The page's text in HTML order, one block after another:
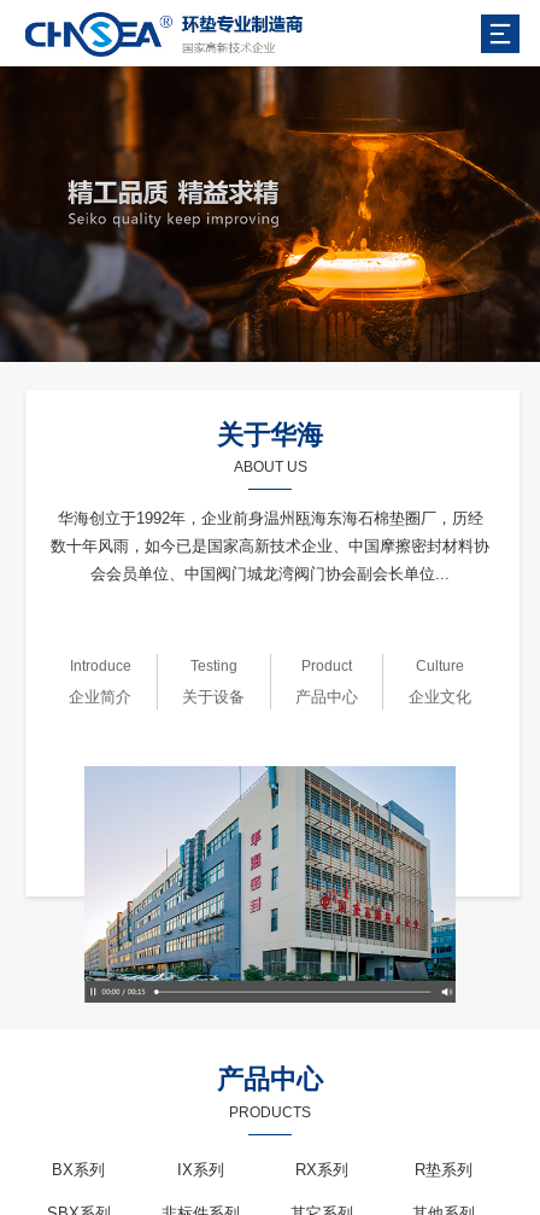
关于华海
ABOUT US
华海创立于1992年，企业前身温州瓯海东海石棉垫圈厂，历经
数十年风雨，如今已是国家高新技术企业、中国摩擦密封材料协
会会员单位、中国阀门城龙湾阀门协会副会长单位...
Introduce
企业简介
Testing
关于设备
Product
产品中心
Culture
企业文化
产品中心
PRODUCTS
BX系列 IX系列 RX系列 R垫系列